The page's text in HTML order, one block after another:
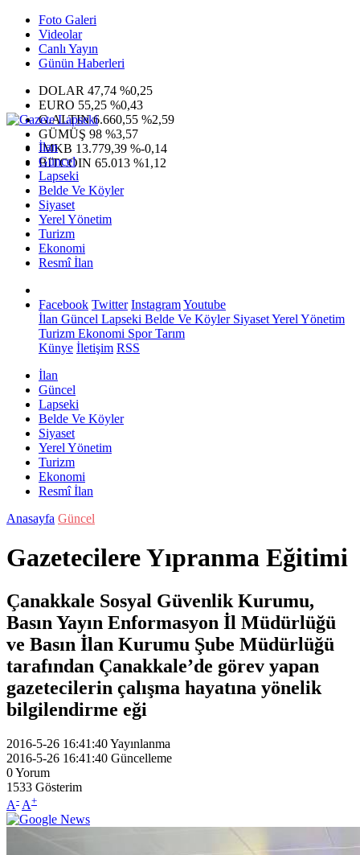
Foto Galeri
Videolar
Canlı Yayın
Günün Haberleri
DOLAR 47,74 %0,25
EURO 55,25 %0,43
G.ALTIN6.660,55 %2,59
GÜMÜŞ 98 %3,57
IMKB 13.779,39 %-0,14
BITCOIN 65.013 %1,12
İlan
Güncel
Lapseki
Belde Ve Köyler
Siyaset
Yerel Yönetim
Turizm
Ekonomi
Resmî İlan
Facebook Twitter InstagramYoutube
İlan Güncel Lapseki Belde Ve KöylerSiyasetYerel Yönetim
Turizm Ekonomi SporTarım
Künye İletişim RSS
İlan
Güncel
Lapseki
Belde Ve Köyler
Siyaset
Yerel Yönetim
Turizm
Ekonomi
Resmî İlan
Anasayfa Güncel
Gazetecilere Yıpranma Eğitimi
Çanakkale Sosyal Güvenlik Kurumu,
Basın Yayın Enformasyon İl Müdürlüğü
ve Basın İlan Kurumu Şube Müdürlüğü
tarafından Çanakkale’de görev yapan
gazetecilerin çalışma hayatına yönelik
bilgilendirme eği
2016-5-26 16:41:40Yayınlanma
2016-5-26 16:41:40 Güncelleme
0Yorum
1533 Gösterim
A- A+